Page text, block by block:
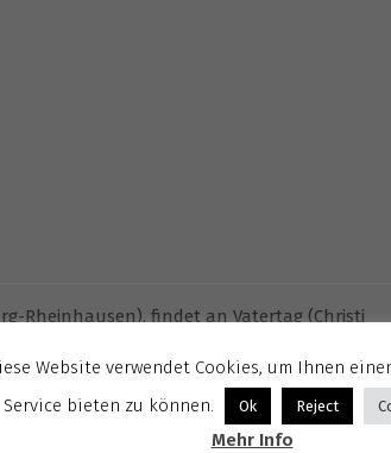
Rheinhausen), findet an Vatertag (Christi
– die Disko für Kinder und Eltern – statt.
Eltern in einer richtigen Disko.
allem was noch zu einer Party gehört.
Website verwendet Cookies, um Ihnen
Service bieten zu können.
Ok Reject
Mehr Info